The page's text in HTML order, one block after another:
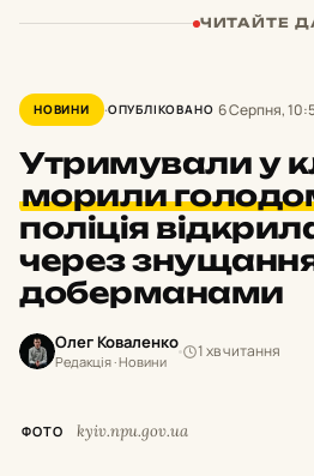
ЧИТАЙТЕ
НОВИНИ ОПУБЛІКОВАНО 6 Серпня,
Утримували у
морили
поліція
через
доберманами
Олег Коваленко
Редакція · Новини
1 хв читання
ФОТО kyiv.npu.gov.ua